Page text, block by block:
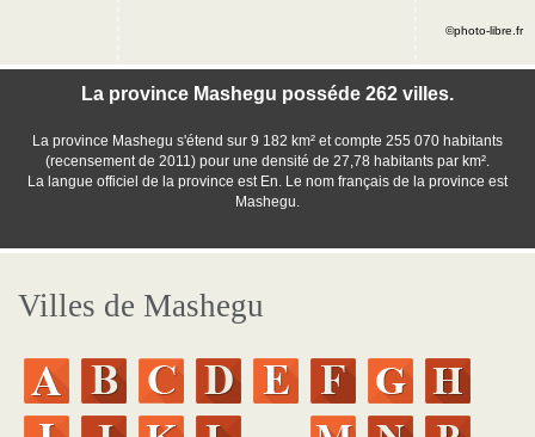
La province Mashegu posséde 262 villes.
La province Mashegu s'étend sur 9 182 km² et compte 255 070 habitants
(recensement de 2011) pour une densité de 27,78 habitants par km².
La langue officiel de la province est En. Le nom français de la province est
Mashegu.
©photo-libre.fr
Villes de Mashegu